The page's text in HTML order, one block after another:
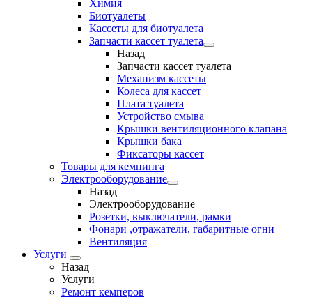
Химия
Биотуалеты
Кассеты для биотуалета
Запчасти кассет туалета
Назад
Запчасти кассет туалета
Механизм кассеты
Колеса для кассет
Плата туалета
Устройство смыва
Крышки вентиляционного клапана
Крышки бака
Фиксаторы кассет
Товары для кемпинга
Электрооборудование
Назад
Электрооборудование
Розетки, выключатели, рамки
Фонари ,отражатели, габаритные огни
Вентиляция
Услуги
Назад
Услуги
Ремонт кемперов